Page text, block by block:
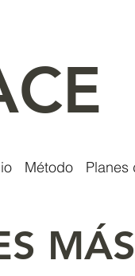
Método Planes
MÁS